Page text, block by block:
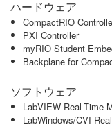
ハードウェア
CompactRIO
PXI Controller
myRIO Student
Backplane for
ソフトウェア
LabVIEW Real-Time
LabWindows/CVI